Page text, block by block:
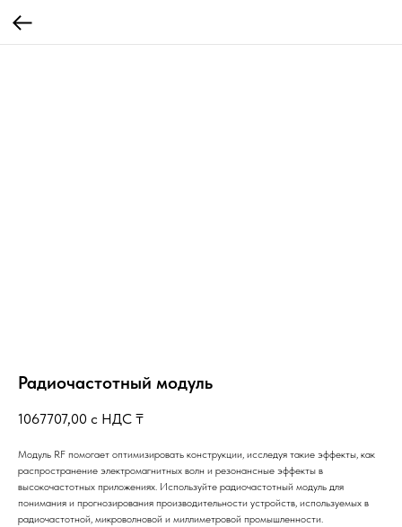
Радиочастотный модуль
1067707,00 с НДС ₸
Модуль RF помогает оптимизировать конструкции, исследуя такие эффекты, как
распространение электромагнитных волн и резонансные эффекты в
высокочастотных приложениях. Используйте радиочастотный модуль для
понимания и прогнозирования производительности устройств, используемых в
радиочастотной, микроволновой и миллиметровой промышленности.